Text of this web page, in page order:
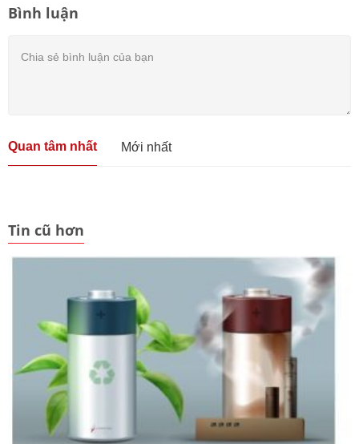
Bình luận
Quan tâm nhất Mới nhất
Tin cũ hơn